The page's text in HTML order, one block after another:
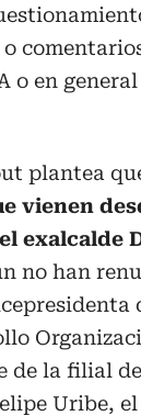
o en
plantea
vienen
exalcalde
no han
de la filial
Uribe, el